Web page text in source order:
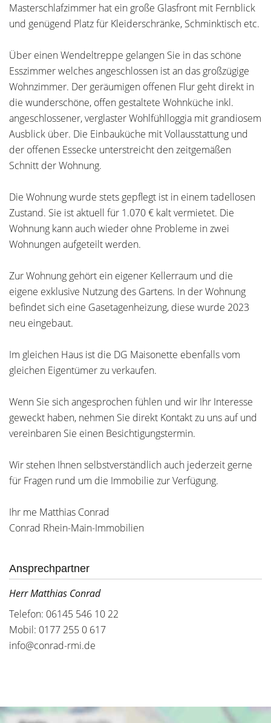
Masterschlafzimmer hat ein große Glasfront mit Fernblick
und genügend Platz für Kleiderschränke, Schminktisch etc.
Über einen Wendeltreppe gelangen Sie in das schöne
Esszimmer welches angeschlossen ist an das großzügige
Wohnzimmer. Der geräumigen offenen Flur geht direkt in
die wunderschöne, offen gestaltete Wohnküche inkl.
angeschlossener, verglaster Wohlfühlloggia mit grandiosem
Ausblick über. Die Einbauküche mit Vollausstattung und
der offenen Essecke unterstreicht den zeitgemäßen
Schnitt der Wohnung.
Die Wohnung wurde stets gepflegt ist in einem tadellosen
Zustand. Sie ist aktuell für 1.070 € kalt vermietet. Die
Wohnung kann auch wieder ohne Probleme in zwei
Wohnungen aufgeteilt werden.
Zur Wohnung gehört ein eigener Kellerraum und die
eigene exklusive Nutzung des Gartens. In der Wohnung
befindet sich eine Gasetagenheizung, diese wurde 2023
neu eingebaut.
Im gleichen Haus ist die DG Maisonette ebenfalls vom
gleichen Eigentümer zu verkaufen.
Wenn Sie sich angesprochen fühlen und wir Ihr Interesse
geweckt haben, nehmen Sie direkt Kontakt zu uns auf und
vereinbaren Sie einen Besichtigungstermin.
Wir stehen Ihnen selbstverständlich auch jederzeit gerne
für Fragen rund um die Immobilie zur Verfügung.
Ihr me Matthias Conrad
Conrad Rhein-Main-Immobilien
Ansprechpartner
Herr Matthias Conrad
Telefon: 06145 546 10 22
Mobil: 0177 255 0 617
info@conrad-rmi.de